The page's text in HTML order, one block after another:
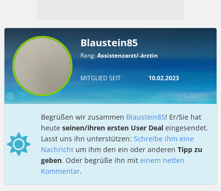
Blaustein85
Rang:Assistenzarzt/-ärztin
MITGLIED SEIT 10.02.2023
Begrüßen wir zusammen Blaustein85! Er/Sie hat
heuteseinen/ihren ersten User Deal eingesendet.
Lasst uns ihn unterstützen:Schreibe ihm eine
Nachricht um ihm den ein oder anderenTipp zu
geben. Oder begrüße ihn miteinem netten
Kommentar.